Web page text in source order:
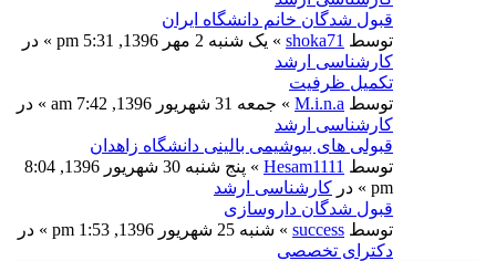
قبول شدگان خانم دانشگاه ایران
توسط shoka71 » یک شنبه 2 مهر 1396, 5:31 pm » در
کارشناسی ارشد
تکمیل ظرفیت
توسط M.i.n.a » جمعه 31 شهریور 1396, 7:42 am » در
کارشناسی ارشد
قبولی های بیوشیمی بالینی دانشگاه زاهدان
توسط Hesam1111
» پنج شنبه 30 شهریور 1396, 8:04
pm » در
کارشناسی ارشد
قبول شدگان داروسازی
توسط success » شنبه 25 شهریور 1396, 1:53 pm » در
دکترای تخصصی